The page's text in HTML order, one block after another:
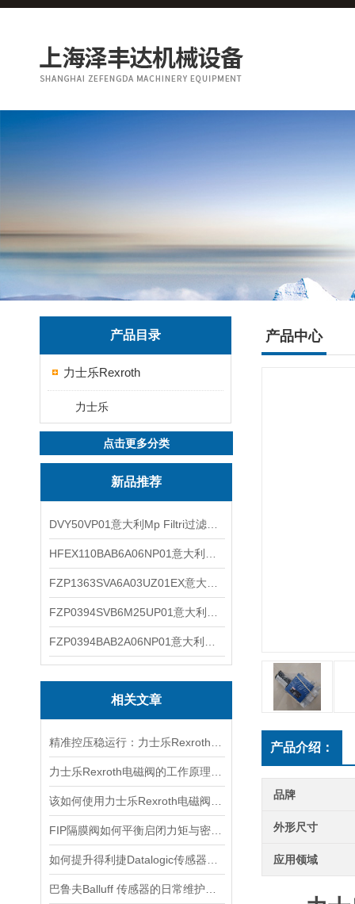
产品目录
力士乐Rexroth
力士乐
点击更多分类
新品推荐
相关文章
产品中心
产品介绍：
品牌
外形尺寸
应用领域